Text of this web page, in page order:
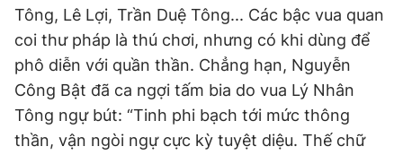
Tông, Lê Lợi, Trần Duệ Tông... Các bậc vua quan
coi thư pháp là thú chơi, nhưng có khi dùng để
phô diễn với quần thần. Chẳng hạn, Nguyễn
Công Bật đã ca ngợi tấm bia do vua Lý Nhân
Tông ngự bút: “Tinh phi bạch tới mức thông
thần, vận ngòi ngự cực kỳ tuyệt diệu. Thế chữ